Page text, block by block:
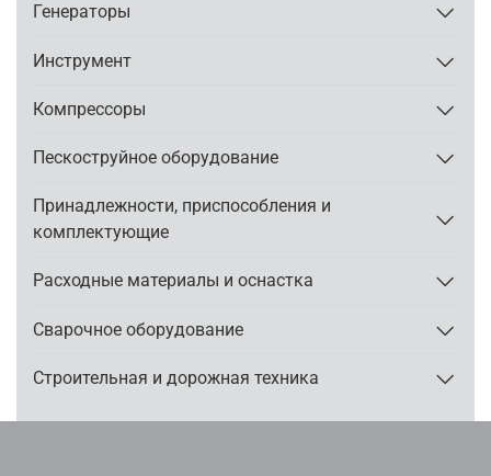
Генераторы
Инструмент
Компрессоры
Пескоструйное оборудование
Принадлежности, приспособления и
комплектующие
Расходные материалы и оснастка
Сварочное оборудование
Строительная и дорожная техника